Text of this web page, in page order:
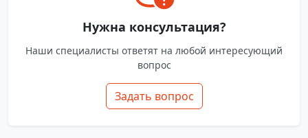
Нужна консультация?
Наши специалисты ответят на любой интересующий
вопрос
Задать вопрос